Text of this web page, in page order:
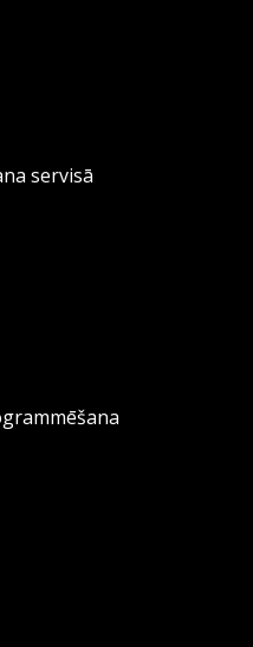
servisā